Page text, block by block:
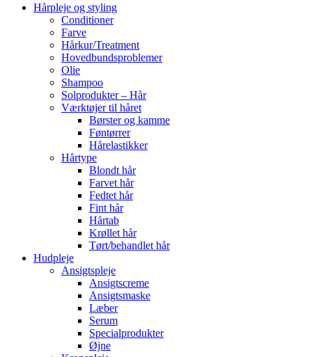
Hårpleje og styling
Conditioner
Farve
Hårkur/Treatment
Hovedbundsproblemer
Olie
Shampoo
Solprodukter – Hår
Værktøjer til håret
Børster og kamme
Føntørrer
Hårelastikker
Hårtype
Blondt hår
Farvet hår
Fedtet hår
Fint hår
Hårtab
Krøllet hår
Tørt/behandlet hår
Hudpleje
Ansigtspleje
Ansigtscreme
Ansigtsmaske
Læber
Serum
Specialprodukter
Øjne